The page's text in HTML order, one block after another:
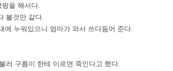
을 해서다.
볼것만 같다.
누워있으니 엄마가 와서 쓰다듬어 준다.
러 구름이 한테 이르면 죽인다고 했다.